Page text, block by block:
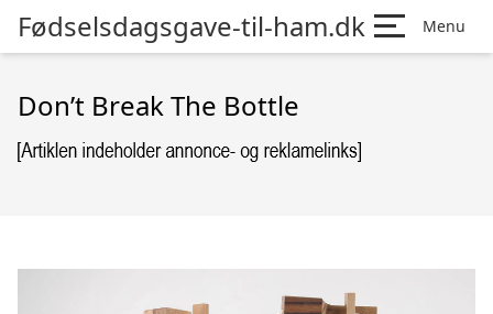
Fødselsdagsgave-til-ham.dk Menu
Don’t Break The Bottle